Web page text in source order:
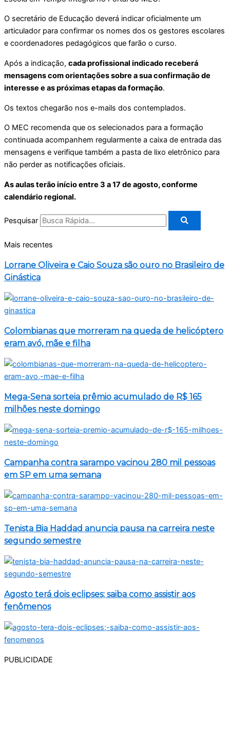
O secretário de Educação deverá indicar oficialmente um
articulador para confirmar os nomes dos os gestores escolares
e coordenadores pedagógicos que farão o curso.
Após a indicação, cada profissional indicado receberá
mensagens com orientações sobre a sua confirmação de
interesse e as próximas etapas da formação.
Os textos chegarão nos e-mails dos contemplados.
O MEC recomenda que os selecionados para a formação
continuada acompanhem regularmente a caixa de entrada das
mensagens e verifique também a pasta de lixo eletrônico para
não perder as notificações oficiais.
As aulas terão início entre 3 a 17 de agosto, conforme
calendário regional.
Pesquisar
Mais recentes
Lorrane Oliveira e Caio Souza são ouro no Brasileiro de
Ginástica
Colombianas que morreram na queda de helicóptero
eram avó, mãe e filha
Mega-Sena sorteia prêmio acumulado de R$ 165
milhões neste domingo
Campanha contra sarampo vacinou 280 mil pessoas
em SP em uma semana
Tenista Bia Haddad anuncia pausa na carreira neste
segundo semestre
Agosto terá dois eclipses; saiba como assistir aos
fenômenos
PUBLICIDADE